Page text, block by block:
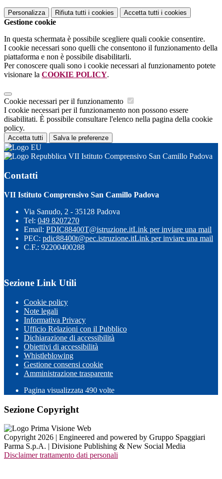
Personalizza Rifiuta tutti i cookies Accetta tutti i cookies
Gestione cookie
In questa schermata è possibile scegliere quali cookie consentire.
I cookie necessari sono quelli che consentono il funzionamento della
piattaforma e non è possibile disabilitarli.
Per conoscere quali sono i cookie necessari al funzionamento potete
visionare la COOKIE POLICY.
Cookie necessari per il funzionamento
I cookie necessari per il funzionamento non possono essere
disabilitati. È possibile consultare l'elenco nella pagina della cookie
policy.
Accetta tutti Salva le preferenze
VII Istituto Comprensivo San Camillo Padova
Contatti
VII Istituto Comprensivo San Camillo Padova
Via Sanudo, 2 - 35128 Padova
Tel: 049 8207270
Email: PDIC88400T@istruzione.itLink per inviare una mail
PEC: pdic88400t@pec.istruzione.itLink per inviare una mail
C.F.: 92200400288
Sezione Link Utili
Cookie policy
Note legali
Informativa Privacy
Ufficio Relazioni con il Pubblico
Dichiarazione di accessibilità
Obiettivi di accessibilità
Whistleblowing
Gestione consensi cookie
Amministrazione trasparente
Pagina visualizzata 490 volte
Sezione Copyright
Copyright 2026 | Engineered and powered by Gruppo Spaggiari
Parma S.p.A. | Divisione Publishing & New Social Media
Disclaimer trattamento dati personali